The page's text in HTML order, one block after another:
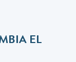
EL